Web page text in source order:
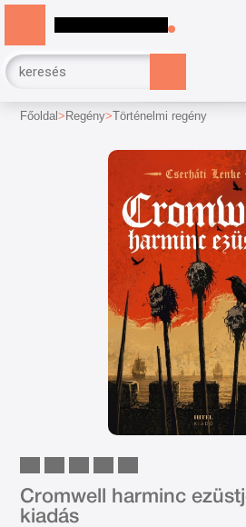
Főoldal Regény Történelmi regény
Cromwell harminc
kiadás